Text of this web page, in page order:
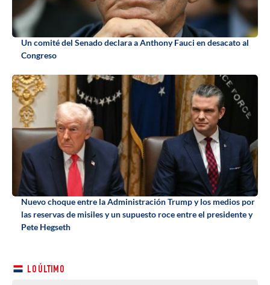
Un comité del Senado declara a Anthony Fauci en desacato al
Congreso
Nuevo choque entre la Administración Trump y los medios por
las reservas de misiles y un supuesto roce entre el presidente y
Pete Hegseth
LO ÚLTIMO